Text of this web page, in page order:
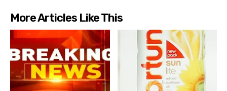
More Articles Like This